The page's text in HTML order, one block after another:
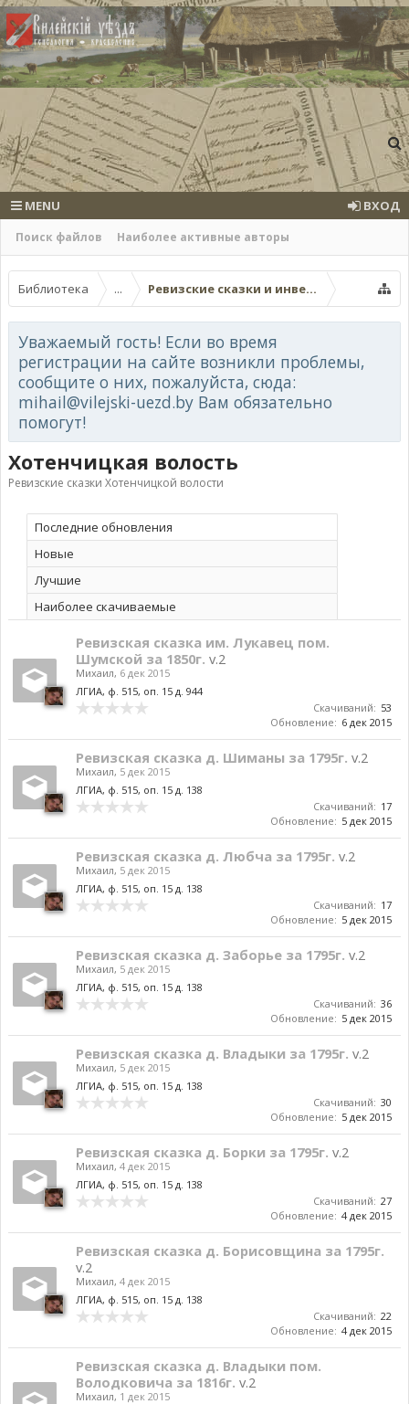
Поиск файлов Наиболее активные авторы
MENU ВХОД
Библиотека ... Ревизские сказки и инвентари
Уважаемый гость! Если во время
регистрации на сайте возникли проблемы,
сообщите о них, пожалуйста, сюда:
mihail@vilejski-uezd.by Вам обязательно
помогут!
Хотенчицкая волость
Ревизские сказки Хотенчицкой волости
Последние обновления
Новые
Лучшие
Наиболее скачиваемые
Ревизская сказка им. Лукавец пом.
Шумской за 1850г. v.2
Михаил, 6 дек 2015
ЛГИА, ф. 515, оп. 15 д. 944
Скачиваний: 53
Обновление: 6 дек 2015
Ревизская сказка д. Шиманы за 1795г. v.2
Михаил, 5 дек 2015
ЛГИА, ф. 515, оп. 15 д. 138
Скачиваний: 17
Обновление: 5 дек 2015
Ревизская сказка д. Любча за 1795г. v.2
Михаил, 5 дек 2015
ЛГИА, ф. 515, оп. 15 д. 138
Скачиваний: 17
Обновление: 5 дек 2015
Ревизская сказка д. Заборье за 1795г. v.2
Михаил, 5 дек 2015
ЛГИА, ф. 515, оп. 15 д. 138
Скачиваний: 36
Обновление: 5 дек 2015
Ревизская сказка д. Владыки за 1795г. v.2
Михаил, 5 дек 2015
ЛГИА, ф. 515, оп. 15 д. 138
Скачиваний: 30
Обновление: 5 дек 2015
Ревизская сказка д. Борки за 1795г. v.2
Михаил, 4 дек 2015
ЛГИА, ф. 515, оп. 15 д. 138
Скачиваний: 27
Обновление: 4 дек 2015
Ревизская сказка д. Борисовщина за 1795г.
v.2
Михаил, 4 дек 2015
ЛГИА, ф. 515, оп. 15 д. 138
Скачиваний: 22
Обновление: 4 дек 2015
Ревизская сказка д. Владыки пом.
Володковича за 1816г. v.2
Михаил, 1 дек 2015